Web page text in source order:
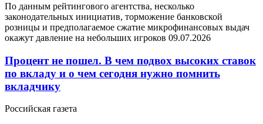
По данным рейтингового агентства, несколько
законодательных инициатив, торможение банковской
розницы и предполагаемое сжатие микрофинансовых выдач
окажут давление на небольших игроков 09.07.2026
Процент не пошел. В чем подвох высоких ставок
по вкладу и о чем сегодня нужно помнить
вкладчику
Российская газета